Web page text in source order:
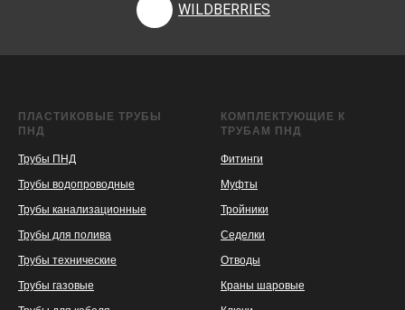
WILDBERRIES
ПЛАСТИКОВЫЕ ТРУБЫ
ПНД
Трубы ПНД
Трубы водопроводные
Трубы канализационные
Трубы для полива
Трубы технические
Трубы газовые
КОМПЛЕКТУЮЩИЕ К
ТРУБАМ ПНД
Фитинги
Муфты
Тройники
Седелки
Отводы
Краны шаровые